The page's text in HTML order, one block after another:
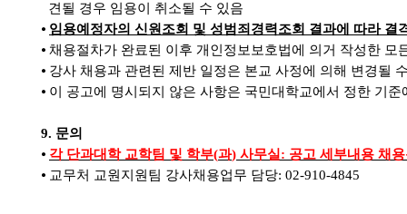
견될 경우 임용이 취소될 수 있음
⦁ 임용예정자의 신원조회 및 성범죄경력조회 결과에 따라 결
⦁ 채용절차가 완료된 이후 개인정보보호법에 의거 작성한 모
⦁ 강사 채용과 관련된 제반 일정은 본교 사정에 의해 변경될
⦁ 이 공고에 명시되지 않은 사항은 국민대학교에서 정한 기준
9. 문의
⦁ 각 단과대학 교학팀 및 학부(과) 사무실 : 공고 세부내용 채
⦁ 교무처 교원지원팀 강사채용업무 담당: 02-910-4845